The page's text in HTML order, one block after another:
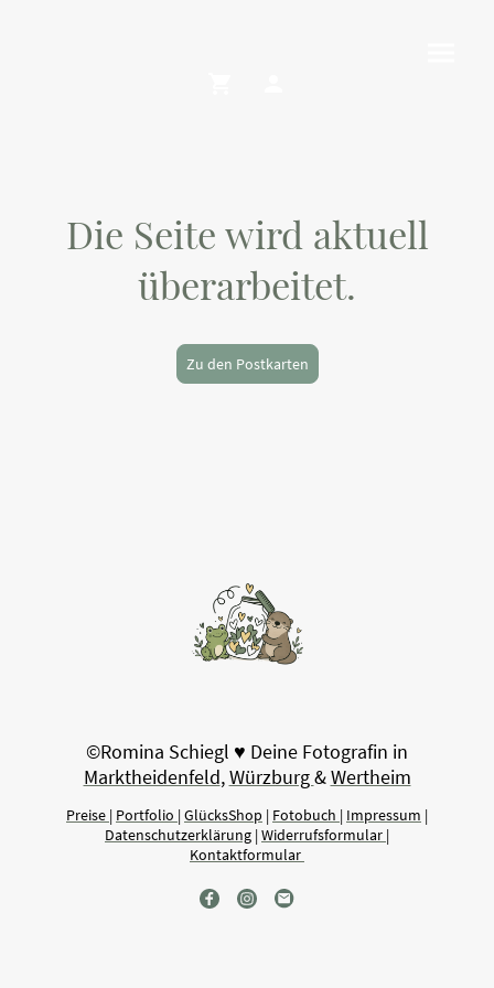
Die Seite wird aktuell
überarbeitet.
Zu den Postkarten
©Romina Schiegl ♥ Deine Fotografin in
Marktheidenfeld,Würzburg&Wertheim
Preise | Portfolio |GlücksShop | Fotobuch | Impressum |
Datenschutzerklärung |Widerrufsformular |
Kontaktformular